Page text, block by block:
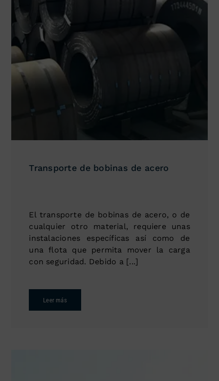
Transporte de bobinas de acero
El transporte de bobinas de acero, o de
cualquier otro material, requiere unas
instalaciones específicas así como de
una flota que permita mover la carga
con seguridad. Debido a [...]
Leer más